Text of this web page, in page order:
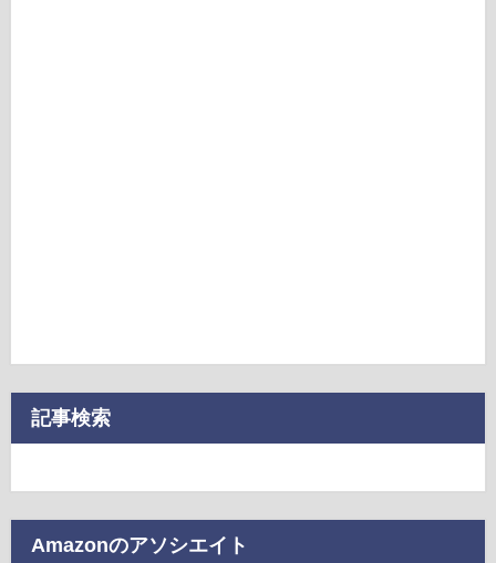
記事検索
Amazonのアソシエイト